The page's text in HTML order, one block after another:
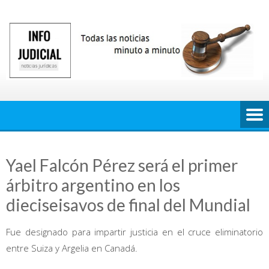
contenido
Yael Falcón Pérez será el primer
árbitro argentino en los
dieciseisavos de final del Mundial
Fue designado para impartir justicia en el cruce eliminatorio
entre Suiza y Argelia en Canadá.